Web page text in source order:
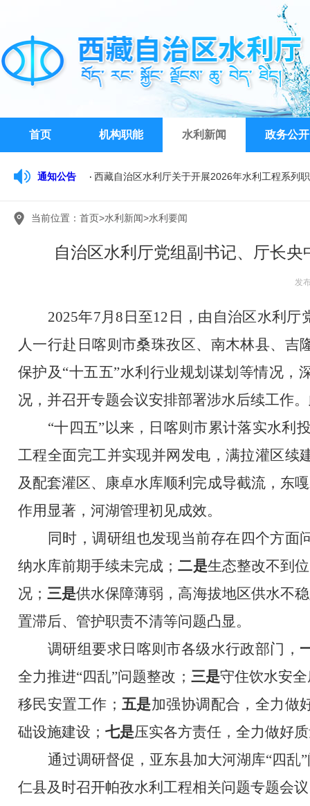
首页 机构职能 水利新闻 政务公开
通知公告 西藏自治区水利厅关于开展2026年水利工程系列
当前位置： 首页>水利新闻>水利要闻
自治区水利厅党组副书记、厅长
发
2025年7月8日至12日， 由自治区水利厅
人一行赴 日喀则市桑珠孜区、 南木林县、吉
保护及“十五五”水利行业规划谋划 等情况，
况 ， 并召开专题会议安排部署涉水后续工作
“十四五”以来，日喀则市累计落实水利
工程全面完工并实现并网发电 ， 满拉灌区续
及配套灌区、康卓水库顺利完成导截流，东
作用显著，河湖管理初见成效。
同时，调研组也发现当前存在四个方面
纳水库前期手续未完成；二是生态整改不到
况；三是供水保障薄弱，高海拔地区供水不
置滞后、管护职责不清等问题凸显。
调研组要求日喀则市各级水行政部门，
全力推进“四乱”问题整改 ； 三是守住饮水安
移民安置工作 ； 五是加强协调配合，全力做
础设施建设； 七是压实各方责任，全力做好
通过调研督促，亚东县加大河湖库“四
仁县及时召开帕孜水利工程相关问题专题会